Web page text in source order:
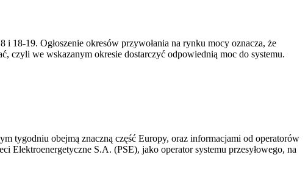
18-19. Ogłoszenie okresów przywołania na rynku mocy oznacza, że
czyli we wskazanym okresie dostarczyć odpowiednią moc do systemu.
tygodniu obejmą znaczną część Europy, oraz informacjami od operatorów
S.A. (PSE), jako operator systemu przesyłowego, na